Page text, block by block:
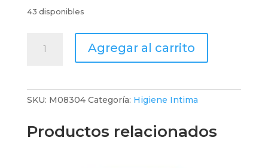
43 disponibles
Kotex
Unid.
Agregar al carrito
SKU: M08304 Categoría: Higiene Intima
Productos relacionados